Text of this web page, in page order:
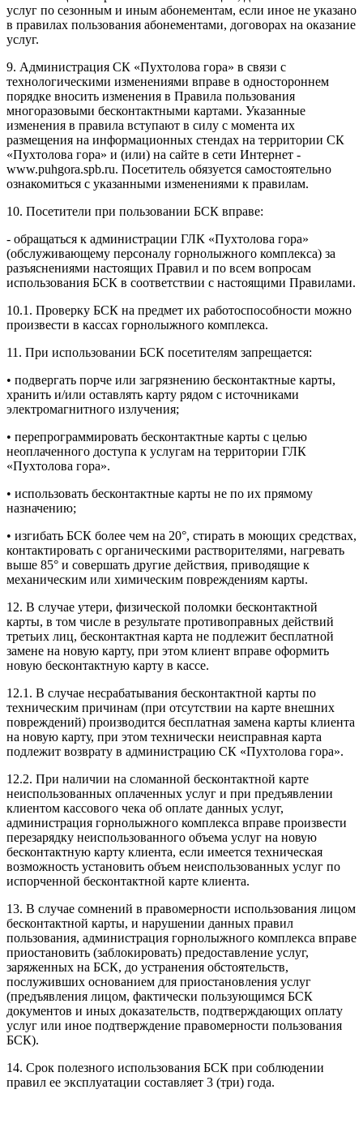
услуг по сезонным и иным абонементам, если иное не указано
в правилах пользования абонементами, договорах на оказание
услуг.
9. Администрация СК «Пухтолова гора» в связи с
технологическими изменениями вправе в одностороннем
порядке вносить изменения в Правила пользования
многоразовыми бесконтактными картами. Указанные
изменения в правила вступают в силу с момента их
размещения на информационных стендах на территории СК
«Пухтолова гора» и (или) на сайте в сети Интернет -
www.puhgora.spb.ru. Посетитель обязуется самостоятельно
ознакомиться с указанными изменениями к правилам.
10. Посетители при пользовании БСК вправе:
- обращаться к администрации ГЛК «Пухтолова гора»
(обслуживающему персоналу горнолыжного комплекса) за
разъяснениями настоящих Правил и по всем вопросам
использования БСК в соответствии с настоящими Правилами.
10.1. Проверку БСК на предмет их работоспособности можно
произвести в кассах горнолыжного комплекса.
11. При использовании БСК посетителям запрещается:
• подвергать порче или загрязнению бесконтактные карты,
хранить и/или оставлять карту рядом с источниками
электромагнитного излучения;
• перепрограммировать бесконтактные карты с целью
неоплаченного доступа к услугам на территории ГЛК
«Пухтолова гора».
• использовать бесконтактные карты не по их прямому
назначению;
• изгибать БСК более чем на 20°, стирать в моющих средствах,
контактировать с органическими растворителями, нагревать
выше 85° и совершать другие действия, приводящие к
механическим или химическим повреждениям карты.
12. В случае утери, физической поломки бесконтактной
карты, в том числе в результате противоправных действий
третьих лиц, бесконтактная карта не подлежит бесплатной
замене на новую карту, при этом клиент вправе оформить
новую бесконтактную карту в кассе.
12.1. В случае несрабатывания бесконтактной карты по
техническим причинам (при отсутствии на карте внешних
повреждений) производится бесплатная замена карты клиента
на новую карту, при этом технически неисправная карта
подлежит возврату в администрацию СК «Пухтолова гора».
12.2. При наличии на сломанной бесконтактной карте
неиспользованных оплаченных услуг и при предъявлении
клиентом кассового чека об оплате данных услуг,
администрация горнолыжного комплекса вправе произвести
перезарядку неиспользованного объема услуг на новую
бесконтактную карту клиента, если имеется техническая
возможность установить объем неиспользованных услуг по
испорченной бесконтактной карте клиента.
13. В случае сомнений в правомерности использования лицом
бесконтактной карты, и нарушении данных правил
пользования, администрация горнолыжного комплекса вправе
приостановить (заблокировать) предоставление услуг,
заряженных на БСК, до устранения обстоятельств,
послуживших основанием для приостановления услуг
(предъявления лицом, фактически пользующимся БСК
документов и иных доказательств, подтверждающих оплату
услуг или иное подтверждение правомерности пользования
БСК).
14. Срок полезного использования БСК при соблюдении
правил ее эксплуатации составляет 3 (три) года.